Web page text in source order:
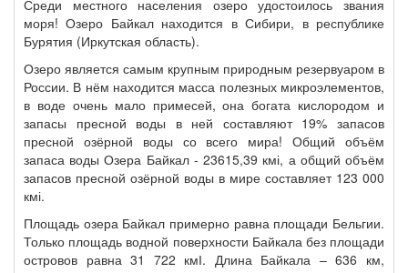
Среди местного населения озеро удостоилось звания
моря! Озеро Байкал находится в Сибири, в республике
Бурятия (Иркутская область).
Озеро является самым крупным природным резервуаром в
России. В нём находится масса полезных микроэлементов,
в воде очень мало примесей, она богата кислородом и
запасы пресной воды в ней составляют 19% запасов
пресной озёрной воды со всего мира! Общий объём
запаса воды Озера Байкал - 23615,39 кмі, а общий объём
запасов пресной озёрной воды в мире составляет 123 000
кмі.
Площадь озера Байкал примерно равна площади Бельгии.
Только площадь водной поверхности Байкала без площади
островов равна 31 722 кмІ. Длина Байкала – 636 км,